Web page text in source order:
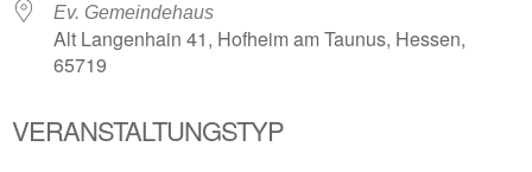
Ev. Gemeindehaus
Alt Langenhain 41, Hofheim am Taunus, Hessen,
65719
VERANSTALTUNGSTYP